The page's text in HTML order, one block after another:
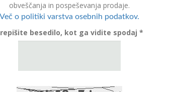
obveščanja in pospeševanja prodaje.
Več o politiki varstva osebnih podatkov.
besedilo, kot ga vidite spodaj *